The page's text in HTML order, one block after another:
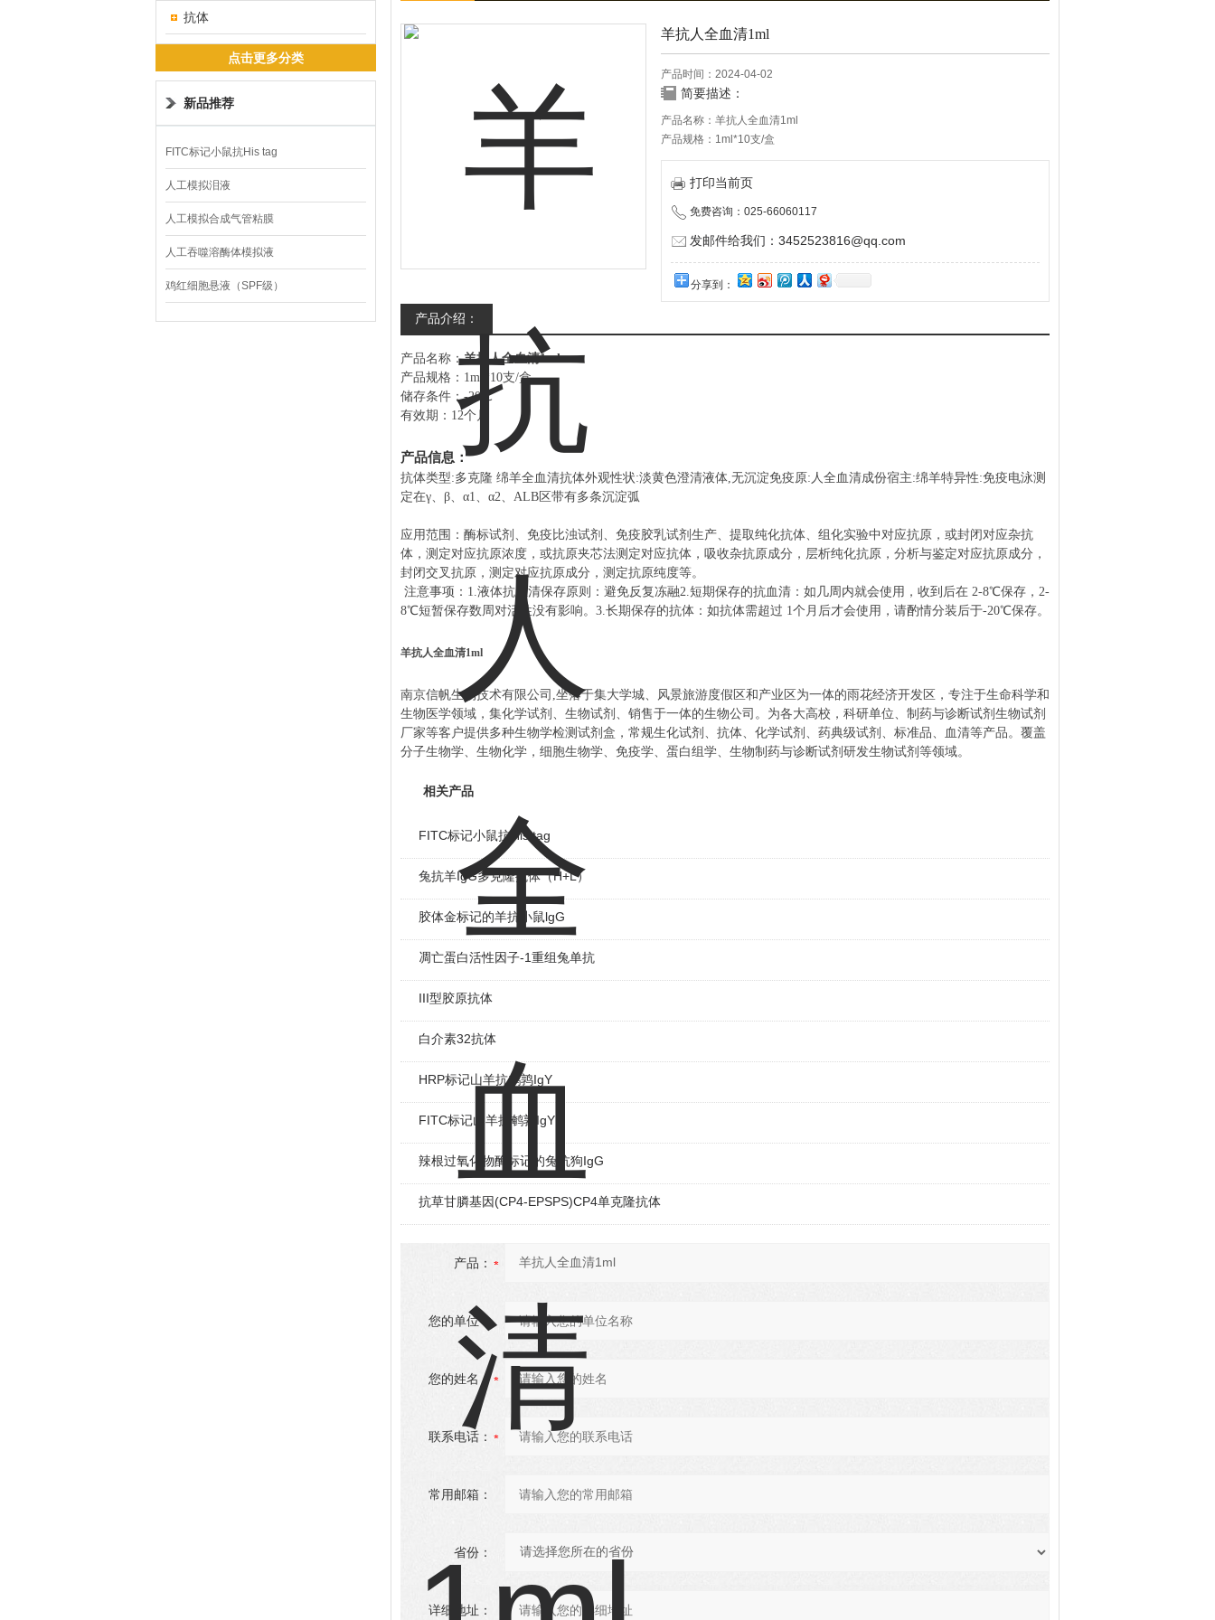
抗体
点击更多分类
新品推荐
FITC标记小鼠抗His tag
人工模拟泪液
人工模拟合成气管粘膜
人工吞噬溶酶体模拟液
鸡红细胞悬液（SPF级）
羊抗人全血清1ml
产品时间：2024-04-02
简要描述：
产品名称：羊抗人全血清1ml
产品规格：1ml*10支/盒
储存条件：-20℃
有效期：12个月
打印当前页
免费咨询：025-66060117
发邮件给我们：3452523816@qq.com
分享到：
产品介绍：
产品名称：羊抗人全血清1ml
产品规格： 1ml*10支/盒
储存条件：-20 ℃
有效期： 12个月
产品信息：
抗体类型:多克隆 绵羊全血清抗体外观性状:淡黄色澄清液体,无沉淀免疫原: 人全血清成份宿主:绵羊特异性:免疫电泳测
定在γ、β、α1、α2、 ALB 区带有多条沉淀弧
应用范围：酶标试剂、免疫比浊试剂、免疫胶乳试剂生产、提取纯化抗体、组化实验中对应抗原，或封闭对应杂抗
体，测定对应抗原浓度，或抗原夹芯法测定对应抗体，吸收杂抗原成分，层析纯化抗原，分析与鉴定对应抗原成分，
封闭交叉抗原，测定对应抗原成分，测定抗原纯度等。
注意事项： 1.液体抗血清保存原则：避免反复冻融2.短期保存的抗血清：如几周内就会使用，收到后在 2-8℃保存， 2-
8℃短暂保存数周对活性没有影响。 3.长期保存的抗体：如抗体需超过 1个月后才会使用，请酌情分装后于-20℃保存。
羊抗人全血清1ml
南京信帆生物技术有限公司,坐落于集大学城、风景旅游度假区和产业区为一体的雨花经济开发区，专注于生命科学和
生物医学领域，集化学试剂、生物试剂、销售于一体的生物公司。为各大高校，科研单位、制药与诊断试剂生物试剂
厂家等客户提供多种生物学检测试剂盒，常规生化试剂、抗体、化学试剂、药典级试剂、标准品、血清等产品。覆盖
分子生物学、生物化学，细胞生物学、免疫学、蛋白组学、生物制药与诊断试剂研发生物试剂等领域。
相关产品
FITC标记小鼠抗His tag
兔抗羊IgG多克隆抗体（H+L）
胶体金标记的羊抗小鼠lgG
凋亡蛋白活性因子-1重组兔单抗
III型胶原抗体
白介素32抗体
HRP标记山羊抗鹌鹑IgY
FITC标记山羊抗鹌鹑IgY
辣根过氧化物酶标记的兔抗狗IgG
抗草甘膦基因(CP4-EPSPS)CP4单克隆抗体
产品：
您的单位：
您的姓名：
联系电话：
常用邮箱：
省份：
详细地址：